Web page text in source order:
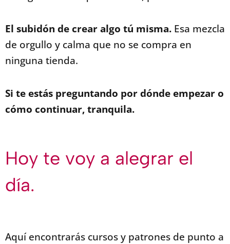
El subidón de crear algo tú misma. Esa mezcla
de orgullo y calma que no se compra en
ninguna tienda.
Si te estás preguntando por dónde empezar o
cómo continuar, tranquila.
Hoy te voy a alegrar el
día.
Aquí encontrarás cursos y patrones de punto a